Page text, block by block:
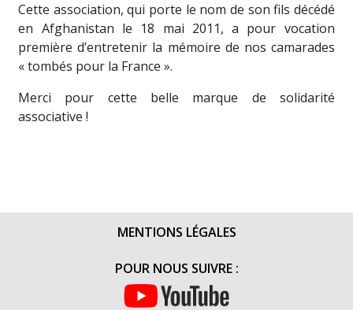
Cette association, qui porte le nom de son fils décédé
en Afghanistan le 18 mai 2011, a pour vocation
première d’entretenir la mémoire de nos camarades
« tombés pour la France ».
Merci pour cette belle marque de solidarité
associative !
MENTIONS LÉGALES
POUR NOUS SUIVRE :